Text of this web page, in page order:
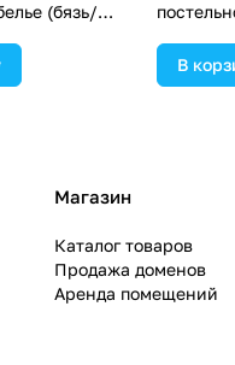
(бязь/
цвета в
В
Магазин
Каталог товаров
Продажа доменов
Аренда помещений